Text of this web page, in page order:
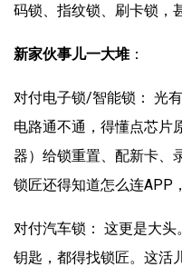
码锁、指纹锁、刷卡锁，
新家伙事儿一大堆 ：
对付电子锁/智能锁： 光
电路通不通，得懂点芯片
器）给锁重置、配新卡、
锁匠还得知道怎么连APP
对付汽车锁： 这更是大
钥匙，都得找锁匠。这活